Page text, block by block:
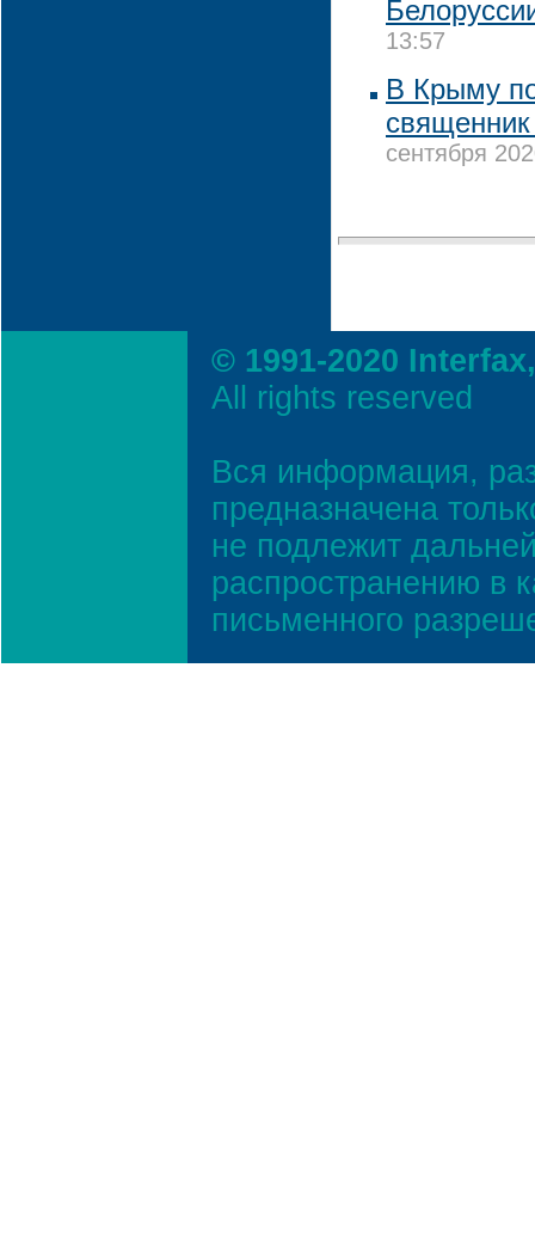
13:57
В Крыму
сентября
© 1991-2020
All rights reserved
Вся информация,
предназначена
не подлежит
распространению в
письменного